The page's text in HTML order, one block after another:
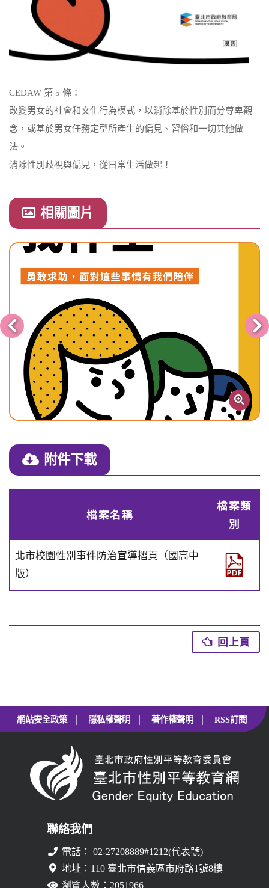
CEDAW 第 5 條：
改變男女的社會和文化行為模式，以消除基於性別而分尊卑觀
念，或基於男女任務定型所產生的偏見、習俗和一切其他做
法。
消除性別歧視與偏見，從日常生活做起！
相關圖片
放大
附件下載
檔案名稱
檔案類
別
北市校園性別事件防治宣導摺頁（國高中
版）
回上頁
網站安全政策 | 隱私權聲明 | 著作權聲明 | RSS訂閱
聯絡我們
電話： 02-27208889#1212(代表號)
地址：110 臺北市信義區市府路1號8樓
瀏覽人數：2051966